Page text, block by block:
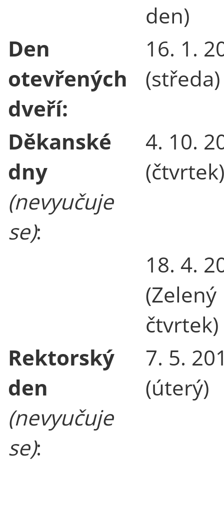
den)
Den
otevřených
dveří:
16. 1.
(středa)
Děkanské
dny
(nevyučuje
se):
4. 10.
(čtvrtek)
18. 4.
(Zelený
čtvrtek)
Rektorský
den
(nevyučuje
se):
7. 5.
(úterý)